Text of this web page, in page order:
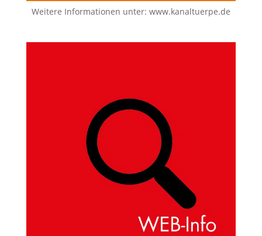
Weitere Informationen unter: www.kanaltuerpe.de